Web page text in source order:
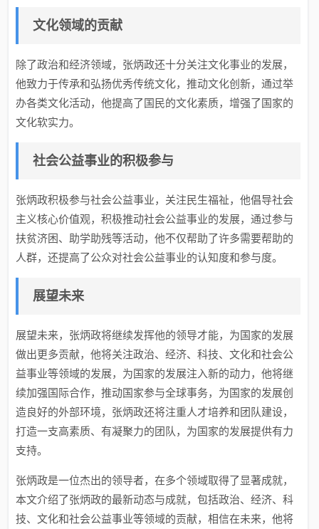
文化领域的贡献
除了政治和经济领域，张炳政还十分关注文化事业的发展，
他致力于传承和弘扬优秀传统文化，推动文化创新，通过举
办各类文化活动，他提高了国民的文化素质，增强了国家的
文化软实力。
社会公益事业的积极参与
张炳政积极参与社会公益事业，关注民生福祉，他倡导社会
主义核心价值观，积极推动社会公益事业的发展，通过参与
扶贫济困、助学助残等活动，他不仅帮助了许多需要帮助的
人群，还提高了公众对社会公益事业的认知度和参与度。
展望未来
展望未来，张炳政将继续发挥他的领导才能，为国家的发展
做出更多贡献，他将关注政治、经济、科技、文化和社会公
益事业等领域的发展，为国家的发展注入新的动力，他将继
续加强国际合作，推动国家参与全球事务，为国家的发展创
造良好的外部环境，张炳政还将注重人才培养和团队建设，
打造一支高素质、有凝聚力的团队，为国家的发展提供有力
支持。
张炳政是一位杰出的领导者，在多个领域取得了显著成就，
本文介绍了张炳政的最新动态与成就，包括政治、经济、科
技、文化和社会公益事业等领域的贡献，相信在未来，他将